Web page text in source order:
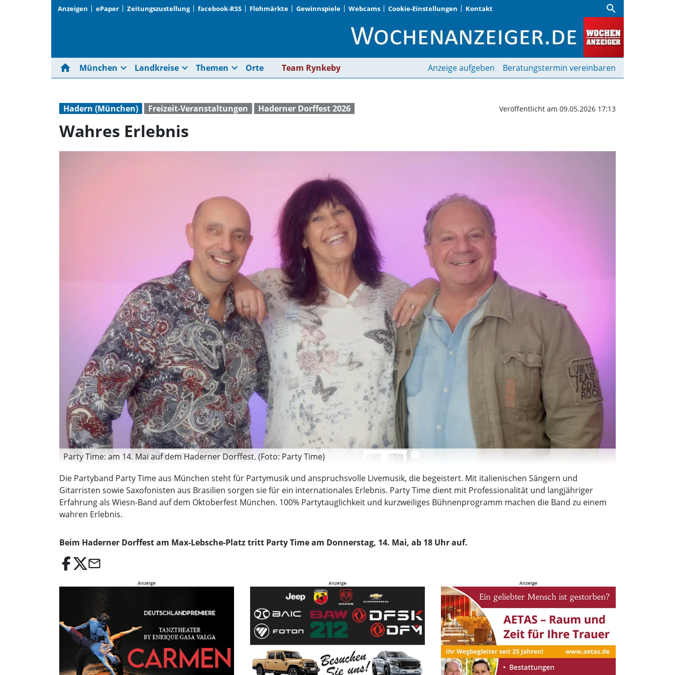
Anzeigen ePaper Zeitungszustellung facebook-RSS Flohmärkte Gewinnspiele Webcams Cookie-Einstellungen Kontakt search
Wahres Erlebnis | Wochenanzeiger
home München expand_more Landkreise expand_more Themen expand_more Orte Team Rynkeby Anzeige aufgeben Beratungstermin vereinbaren
Hadern (München) Freizeit-Veranstaltungen Haderner Dorffest 2026 Veröffentlicht am 09.05.2026 17:13
Wahres Erlebnis
Party Time: am 14. Mai auf dem Haderner Dorffest. (Foto: Party Time)
Die Partyband Party Time aus München steht für Partymusik und anspruchsvolle Livemusik, die begeistert. Mit italienischen Sängern und
Gitarristen sowie Saxofonisten aus Brasilien sorgen sie für ein internationales Erlebnis. Party Time dient mit Professionalität und langjähriger
Erfahrung als Wiesn-Band auf dem Oktoberfest München. 100% Partytauglichkeit und kurzweiliges Bühnenprogramm machen die Band zu einem
wahren Erlebnis.
Beim Haderner Dorffest am Max-Lebsche-Platz tritt Party Time am Donnerstag, 14. Mai, ab 18 Uhr auf.
email